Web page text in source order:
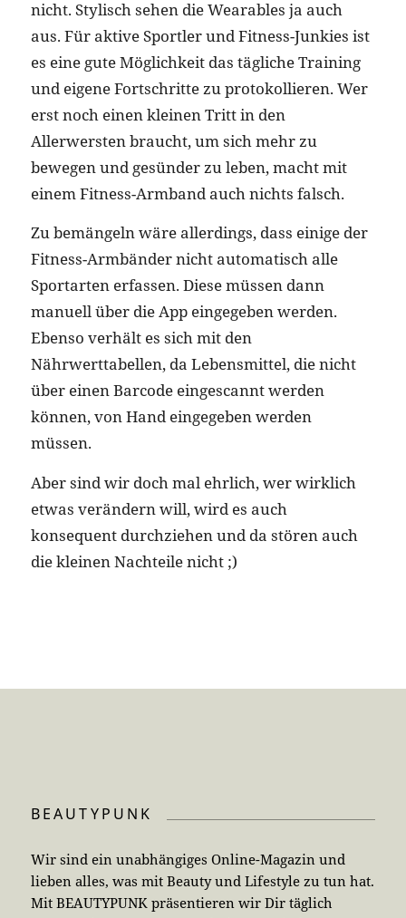
nicht. Stylisch sehen die Wearables ja auch
aus. Für aktive Sportler und Fitness-Junkies ist
es eine gute Möglichkeit das tägliche Training
und eigene Fortschritte zu protokollieren. Wer
erst noch einen kleinen Tritt in den
Allerwersten braucht, um sich mehr zu
bewegen und gesünder zu leben, macht mit
einem Fitness-Armband auch nichts falsch.
Zu bemängeln wäre allerdings, dass einige der
Fitness-Armbänder nicht automatisch alle
Sportarten erfassen. Diese müssen dann
manuell über die App eingegeben werden.
Ebenso verhält es sich mit den
Nährwerttabellen, da Lebensmittel, die nicht
über einen Barcode eingescannt werden
können, von Hand eingegeben werden
müssen.
Aber sind wir doch mal ehrlich, wer wirklich
etwas verändern will, wird es auch
konsequent durchziehen und da stören auch
die kleinen Nachteile nicht ;)
BEAUTYPUNK
Wir sind ein unabhängiges Online-Magazin und
lieben alles, was mit Beauty und Lifestyle zu tun hat.
Mit BEAUTYPUNK präsentieren wir Dir täglich